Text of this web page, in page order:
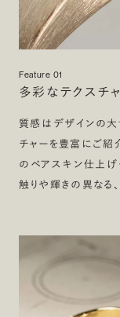
Feature 01
多彩なテクスチ
質感はデザインの大
チャーを豊富にご紹
のベアスキン仕上げ
触りや輝きの異なる